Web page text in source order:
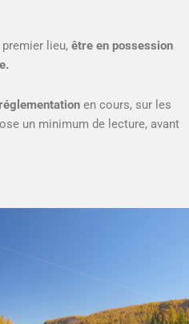
lieu, être en possession
en cours, sur les
un minimum de lecture, avant